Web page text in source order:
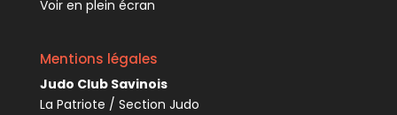
Voir en plein écran
Mentions légales
Judo Club Savinois
La Patriote / Section Judo